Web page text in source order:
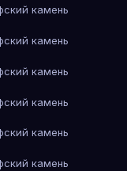
камень
камень
камень
камень
камень
камень